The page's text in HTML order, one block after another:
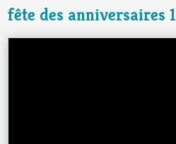
fête des anniversaires 1